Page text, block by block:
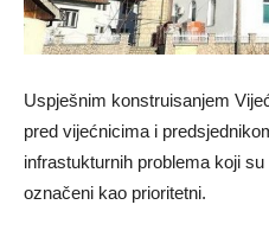
Uspješnim konstruisanjem
pred vijećnicima i
infrastukturnih problema koji
označeni kao prioritetni.